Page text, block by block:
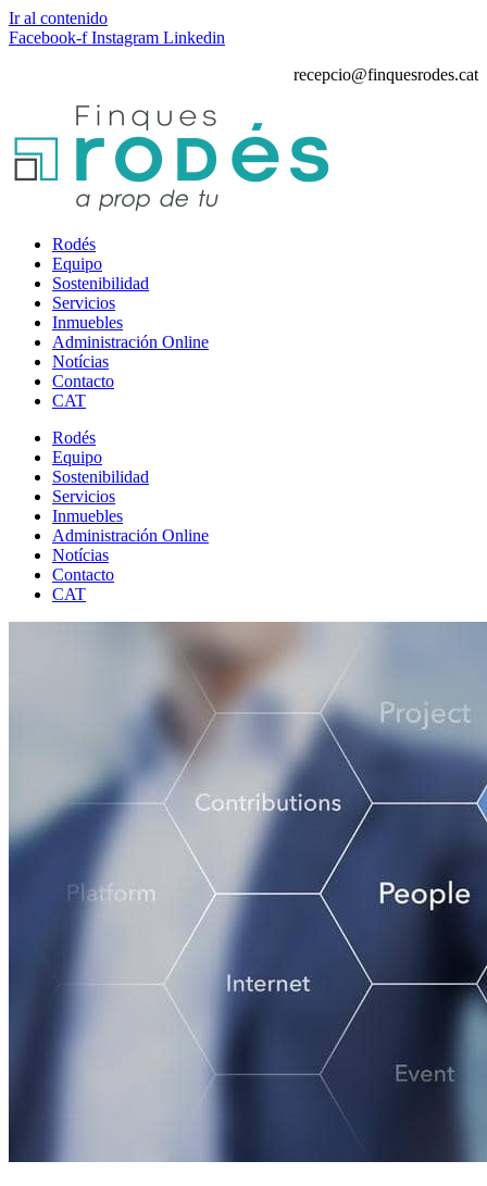
Ir al contenido
Facebook-f Instagram Linkedin
recepcio@finquesrodes.cat
Rodés
Equipo
Sostenibilidad
Servicios
Inmuebles
Administración Online
Notícias
Contacto
CAT
Rodés
Equipo
Sostenibilidad
Servicios
Inmuebles
Administración Online
Notícias
Contacto
CAT